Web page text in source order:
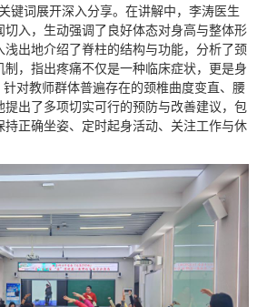
键词展开深入分享。在讲解中，李涛医生
切入，生动强调了良好体态对身高与整体形
浅出地介绍了脊柱的结构与功能，分析了颈
制，指出疼痛不仅是一种临床症状，更是身
针对教师群体普遍存在的颈椎曲度变直、腰
提出了多项切实可行的预防与改善建议，包
持正确坐姿、定时起身活动、关注工作与休